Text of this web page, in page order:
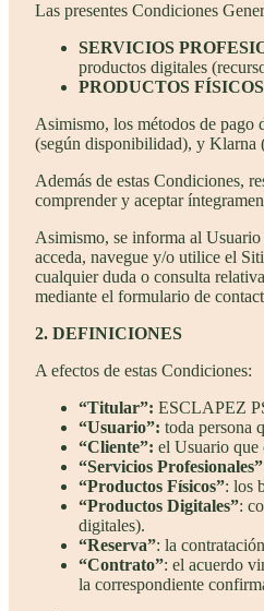
Las presentes Condiciones
SERVICIOS
productos digitales
PRODUCTOS
Asimismo, los métodos de
(según disponibilidad), y Klarna
Además de estas Condiciones,
comprender y aceptar
Asimismo, se informa al Usuario
acceda, navegue y/o utilice el
cualquier duda o consulta
mediante el formulario de
2. DEFINICIONES
A efectos de estas Condiciones:
“Titular”: ESCLAPEZ
“Usuario”: toda persona
“Cliente”: el Usuario que
“Servicios Profesionales”
“Productos Físicos”: los
“Productos Digitales”:
digitales).
“Reserva”: la
“Contrato”: el acuerdo
la correspondiente